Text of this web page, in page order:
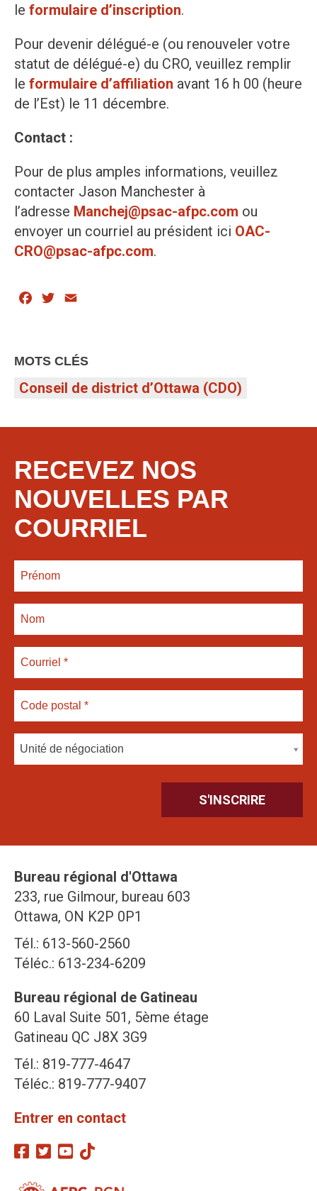
le formulaire d’inscription.
Pour devenir délégué-e (ou renouveler votre
statut de délégué-e) du CRO, veuillez remplir
le formulaire d’affiliation avant 16 h 00 (heure
de l’Est) le 11 décembre.
Contact :
Pour de plus amples informations, veuillez
contacter Jason Manchester à
l’adresse Manchej@psac-afpc.com ou
envoyer un courriel au président ici OAC-
CRO@psac-afpc.com.
Facebook
Twitter
MOTS CLÉS
Conseil de district d’Ottawa (CDO)
RECEVEZ NOS
NOUVELLES PAR
COURRIEL
Unité de négociation
Bureau régional d'Ottawa
233, rue Gilmour, bureau 603
Ottawa, ON K2P 0P1
Tél.: 613-560-2560
Téléc.: 613-234-6209
Bureau régional de Gatineau
60 Laval Suite 501, 5ème étage
Gatineau QC J8X 3G9
Tél.: 819-777-4647
Téléc.: 819-777-9407
Entrer en contact